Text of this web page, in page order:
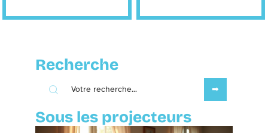
Recherche
Sous les projecteurs